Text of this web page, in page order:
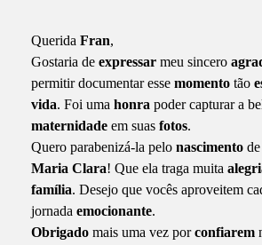
Querida Fran,
Gostaria de expressar meu sincero
permitir documentar esse momento tão
vida. Foi uma honra poder capturar a
maternidade em suas fotos.
Quero parabenizá-la pelo nascimento
Maria Clara! Que ela traga muita
família. Desejo que vocês aproveitem
jornada emocionante.
Obrigado mais uma vez porconfiarem